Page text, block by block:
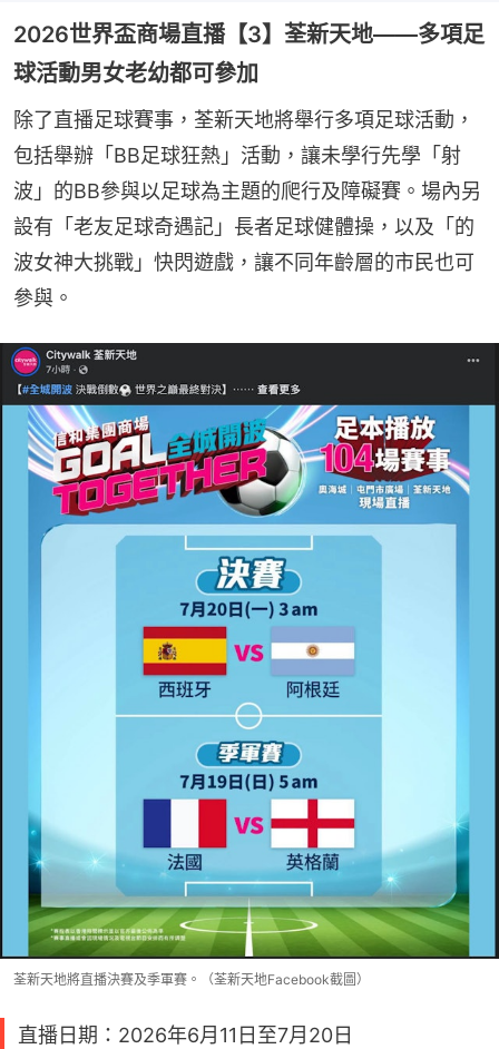
2026世界盃商場直播【3】荃新天地——多項足
球活動男女老幼都可參加
除了直播足球賽事，荃新天地將舉行多項足球活動，
包括舉辦「BB足球狂熱」活動，讓未學行先學「射
波」的BB參與以足球為主題的爬行及障礙賽。場內另
設有「老友足球奇遇記」長者足球健體操，以及「的
波女神大挑戰」快閃遊戲，讓不同年齡層的市民也可
參與。
荃新天地將直播決賽及季軍賽。（荃新天地Facebook截圖）
直播日期：2026年6月11日至7月20日